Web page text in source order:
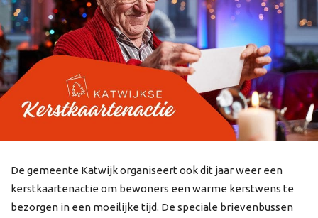
De gemeente Katwijk organiseert ook dit jaar weer een
kerstkaartenactie om bewoners een warme kerstwens te
bezorgen in een moeilijke tijd. De speciale brievenbussen